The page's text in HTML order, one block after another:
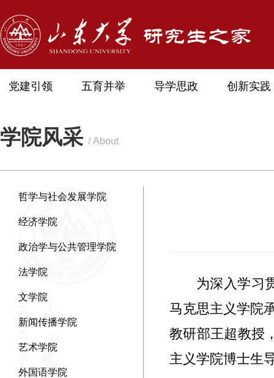
党建引领 五育并举 导学思政 创新实践
学院风采 / About
哲学与社会发展学院
经济学院
政治学与公共管理学院
法学院
文学院
新闻传播学院
艺术学院
外国语学院
为深入学习
马克思主义学院
教研部王超教授
主义学院博士生